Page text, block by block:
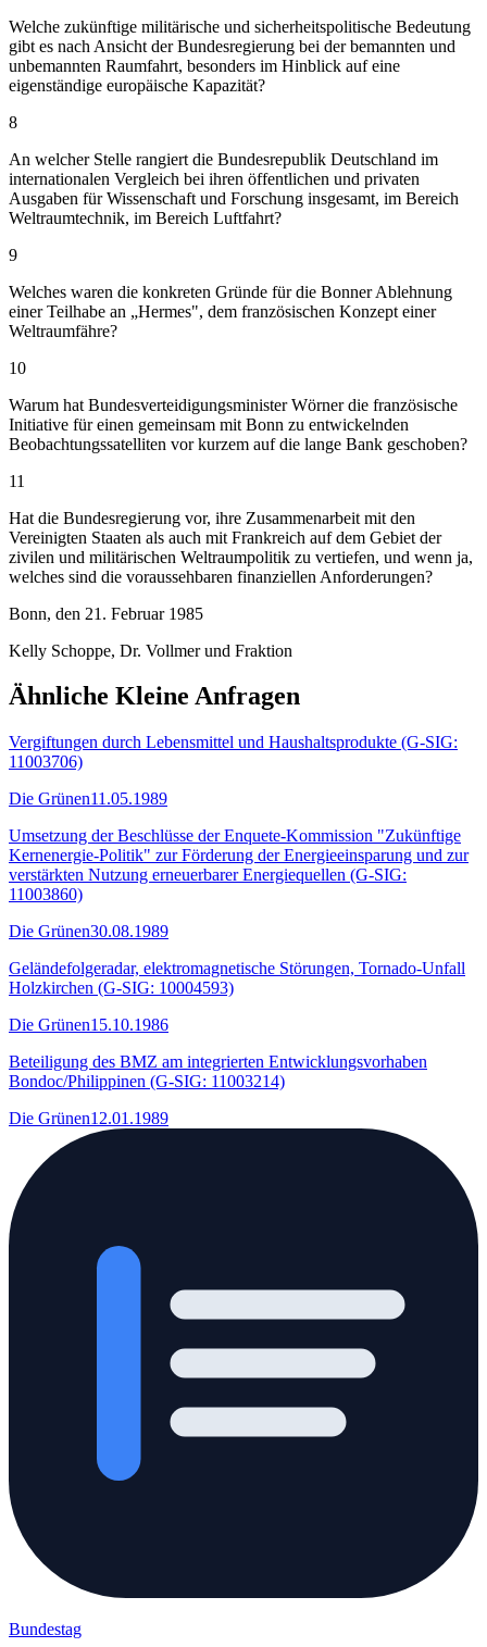
Welche zukünftige militärische und sicherheitspolitische Bedeutung
gibt es nach Ansicht der Bundesregierung bei der bemannten und
unbemannten Raumfahrt, besonders im Hinblick auf eine
eigenständige europäische Kapazität?
8
An welcher Stelle rangiert die Bundesrepublik Deutschland im
internationalen Vergleich bei ihren öffentlichen und privaten
Ausgaben für Wissenschaft und Forschung insgesamt, im Bereich
Weltraumtechnik, im Bereich Luftfahrt?
9
Welches waren die konkreten Gründe für die Bonner Ablehnung
einer Teilhabe an „Hermes", dem französischen Konzept einer
Weltraumfähre?
10
Warum hat Bundesverteidigungsminister Wörner die französische
Initiative für einen gemeinsam mit Bonn zu entwickelnden
Beobachtungssatelliten vor kurzem auf die lange Bank geschoben?
11
Hat die Bundesregierung vor, ihre Zusammenarbeit mit den
Vereinigten Staaten als auch mit Frankreich auf dem Gebiet der
zivilen und militärischen Weltraumpolitik zu vertiefen, und wenn ja,
welches sind die voraussehbaren finanziellen Anforderungen?
Bonn, den 21. Februar 1985
Kelly Schoppe, Dr. Vollmer und Fraktion
Ähnliche Kleine Anfragen
Vergiftungen durch Lebensmittel und Haushaltsprodukte (G-SIG:
11003706)
Die Grünen11.05.1989
Umsetzung der Beschlüsse der Enquete-Kommission "Zukünftige
Kernenergie-Politik" zur Förderung der Energieeinsparung und zur
verstärkten Nutzung erneuerbarer Energiequellen (G-SIG:
11003860)
Die Grünen30.08.1989
Geländefolgeradar, elektromagnetische Störungen, Tornado-Unfall
Holzkirchen (G-SIG: 10004593)
Die Grünen15.10.1986
Beteiligung des BMZ am integrierten Entwicklungsvorhaben
Bondoc/Philippinen (G-SIG: 11003214)
Die Grünen12.01.1989
Bundestag